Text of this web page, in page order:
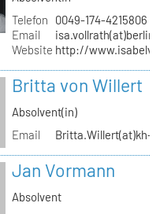
Telefon
0049-174-4215806
Email
Website http://
Britta von Willert
Absolvent(in)
Email
Britta.Willert(at)kh-
Jan Vormann
Absolvent